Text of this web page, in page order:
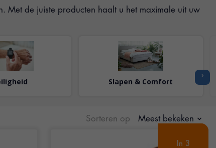
Met de juiste producten haalt u het maximale uit uw
Slapen & Comfort
›
Sorteren op Meest bekeken
In 3
In 3